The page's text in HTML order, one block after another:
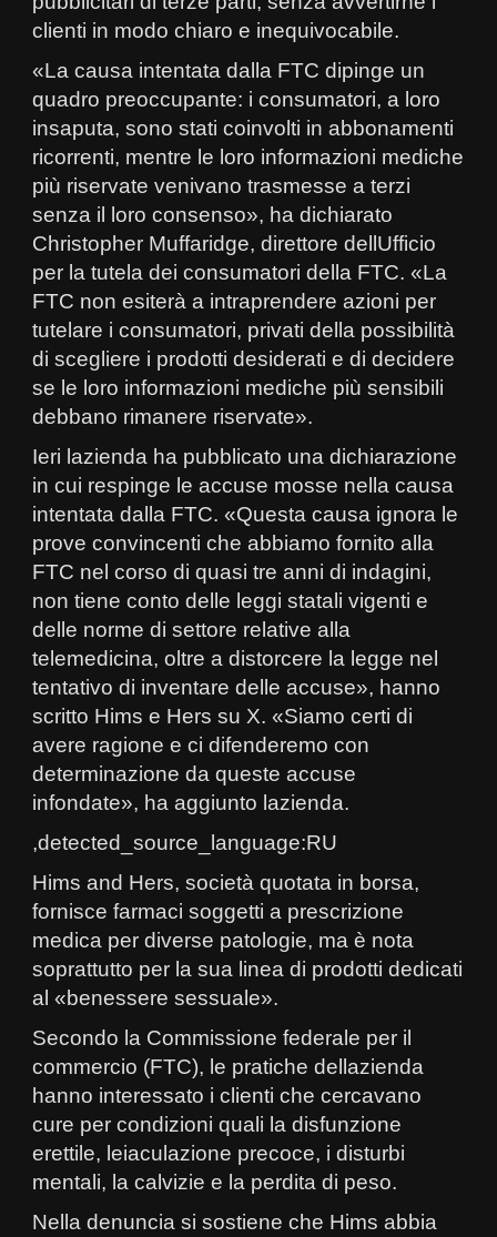
clienti in modo chiaro e inequivocabile.
«La causa intentata dalla FTC dipinge un
quadro preoccupante: i consumatori, a loro
insaputa, sono stati coinvolti in abbonamenti
ricorrenti, mentre le loro informazioni mediche
più riservate venivano trasmesse a terzi
senza il loro consenso», ha dichiarato
Christopher Muffaridge, direttore dellUfficio
per la tutela dei consumatori della FTC. «La
FTC non esiterà a intraprendere azioni per
tutelare i consumatori, privati della possibilità
di scegliere i prodotti desiderati e di decidere
se le loro informazioni mediche più sensibili
debbano rimanere riservate».
Ieri lazienda ha pubblicato una dichiarazione
in cui respinge le accuse mosse nella causa
intentata dalla FTC. «Questa causa ignora le
prove convincenti che abbiamo fornito alla
FTC nel corso di quasi tre anni di indagini,
non tiene conto delle leggi statali vigenti e
delle norme di settore relative alla
telemedicina, oltre a distorcere la legge nel
tentativo di inventare delle accuse», hanno
scritto Hims e Hers su X. «Siamo certi di
avere ragione e ci difenderemo con
determinazione da queste accuse
infondate», ha aggiunto lazienda.
,detected_source_language:RU
Hims and Hers, società quotata in borsa,
fornisce farmaci soggetti a prescrizione
medica per diverse patologie, ma è nota
soprattutto per la sua linea di prodotti dedicati
al «benessere sessuale».
Secondo la Commissione federale per il
commercio (FTC), le pratiche dellazienda
hanno interessato i clienti che cercavano
cure per condizioni quali la disfunzione
erettile, leiaculazione precoce, i disturbi
mentali, la calvizie e la perdita di peso.
Nella denuncia si sostiene che Hims abbia